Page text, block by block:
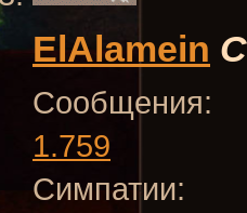
ElAlamein
Сообщения:
1.759
Симпатии: